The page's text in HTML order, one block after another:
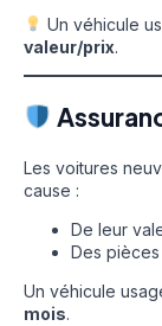
Un véhicule
valeur/prix.
Les voitures
cause :
De leur
Des
Un véhicule
mois.